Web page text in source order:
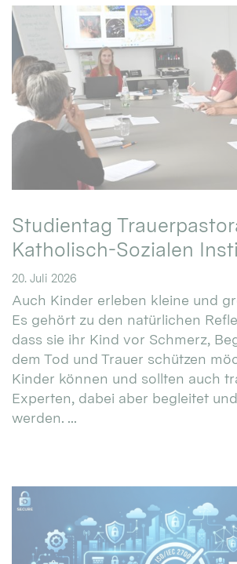
Studientag
Katholisch-Sozialen
20. Juli 2026
Auch Kinder erleben kleine und
Es gehört zu den natürlichen
dass sie ihr Kind vor Schmerz,
dem Tod und Trauer schützen
Kinder können und sollten auch
Experten, dabei aber begleitet
werden. ...